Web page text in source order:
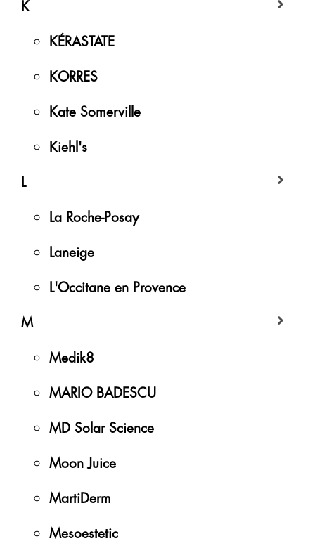
K
KÉRASTATE
KORRES
Kate Somerville
Kiehl's
L
La Roche-Posay
Laneige
L'Occitane en Provence
M
Medik8
MARIO BADESCU
MD Solar Science
Moon Juice
MartiDerm
Mesoestetic